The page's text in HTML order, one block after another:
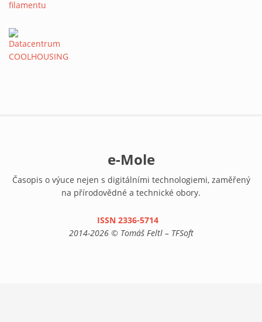
e-Mole
Časopis o výuce nejen s digitálními technologiemi, zaměřený
na přírodovědné a technické obory.
ISSN 2336-5714(link is external)
2014-2026 © Tomáš Feltl – TFSoft